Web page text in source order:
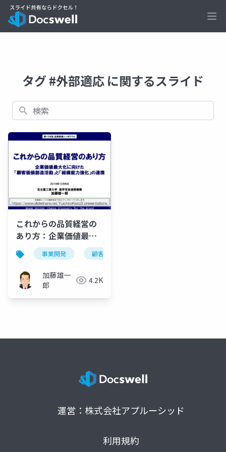
タグ #外部適応 に関するスライド
検索
これからの品質経営の
あり方：企業価値最大
化に向けた「顧客価値
創造活動」と「組織能
力強化」の連携
事業開発 顧客価値創造
加藤雄一
郎
4.2K
運営：株式会社アプルーシッド
利用規約